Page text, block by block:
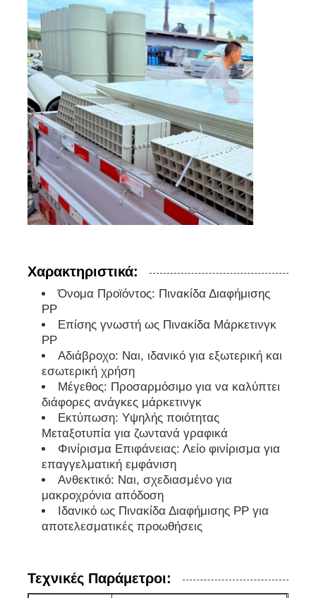
Χαρακτηριστικά:
Όνομα Προϊόντος: Πινακίδα Διαφήμισης
PP
Επίσης γνωστή ως Πινακίδα Μάρκετινγκ
PP
Αδιάβροχο: Ναι, ιδανικό για εξωτερική και
εσωτερική χρήση
Μέγεθος: Προσαρμόσιμο για να καλύπτει
διάφορες ανάγκες μάρκετινγκ
Εκτύπωση: Υψηλής ποιότητας
Μεταξοτυπία για ζωντανά γραφικά
Φινίρισμα Επιφάνειας: Λείο φινίρισμα για
επαγγελματική εμφάνιση
Ανθεκτικό: Ναι, σχεδιασμένο για
μακροχρόνια απόδοση
Ιδανικό ως Πινακίδα Διαφήμισης PP για
αποτελεσματικές προωθήσεις
Τεχνικές Παράμετροι: